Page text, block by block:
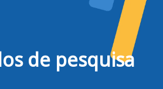
de pesquisa